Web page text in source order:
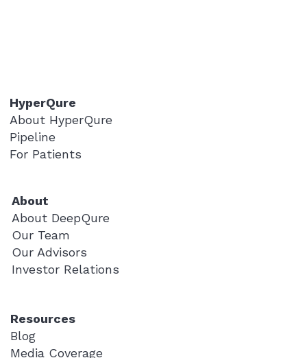
HyperQure
About HyperQure
Pipeline
For Patients
Resources
Blog
Media Coverage
About
About DeepQure
Our Team
Our Advisors
Investor Relations